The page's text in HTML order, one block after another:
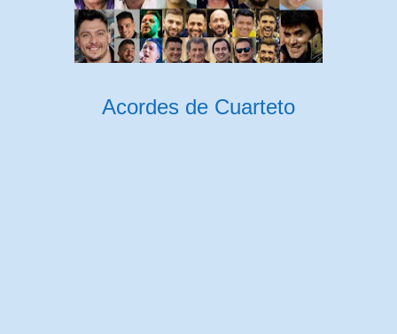
Acordes de Cuarteto